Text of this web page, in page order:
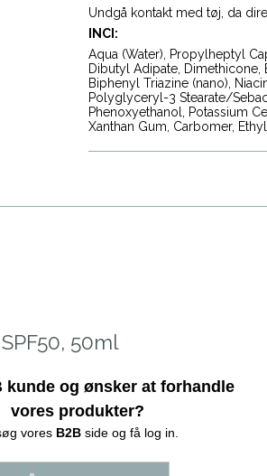
Undgå kontakt med tøj, da
INCI:
Aqua (Water), Propylheptyl
Dibutyl Adipate,
Biphenyl Triazine (nano),
Polyglyceryl-3 Stearate/
Phenoxyethanol, Potassium
Xanthan Gum, Carbomer,
50ml